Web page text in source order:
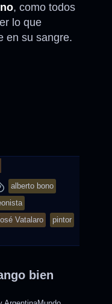
, como todos
lo que
en su sangre.
and
tagged
alberto bono
Vatalaro
pintor
bien